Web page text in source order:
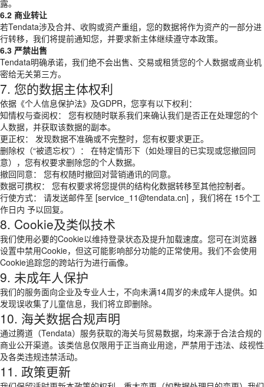
露。
6.2 商业转让
若Tendata涉及合并、收购或资产重组，您的数据将作为资产的一部分进
行转移，我们将提前通知您，并要求新主体继续遵守本政策。
6.3 严禁出售
Tendata明确承诺，我们绝不会出售、交易或租赁您的个人数据或商业机
密给无关第三方。
7. 您的数据主体权利
依据《个人信息保护法》及GDPR，您享有以下权利：
知情权与查阅权： 您有权随时联系我们来确认我们是否正在处理您的个
人数据，并获取该数据的副本。
更正权： 发现数据不准确或不完整时，您有权要求更正。
删除权（“被遗忘权”）： 在特定情形下（如处理目的已实现或您撤回同
意），您有权要求删除您的个人数据。
撤回同意： 您有权随时撤回对营销通讯的同意。
数据可携权： 您有权要求将您提供的结构化数据转移至其他控制者。
行使方式： 请发送邮件至 [service_11@tendata.cn] ，我们将在 15个工
作日内 予以回复。
8. Cookie及类似技术
我们使用必要的Cookie以维持登录状态及提升加载速度。您可在浏览器
设置中禁用Cookie，但这可能影响部分功能的正常使用。我们不会使用
Cookie追踪您的跨站行为进行画像。
9. 未成年人保护
我们的服务面向企业及专业人士，不向未满14周岁的未成年人提供。如
发现误收集了儿童信息，我们将立即删除。
10. 海关数据合规声明
通过腾道（Tendata）服务获取的海关与贸易数据，均来源于合法合规的
商业公开渠道。该类信息仅限用于正当商业用途，严禁用于违法、歧视性
及各类违规违禁活动。
11. 政策更新